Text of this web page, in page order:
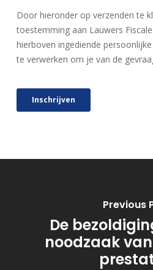
Previous
De
noodzaak